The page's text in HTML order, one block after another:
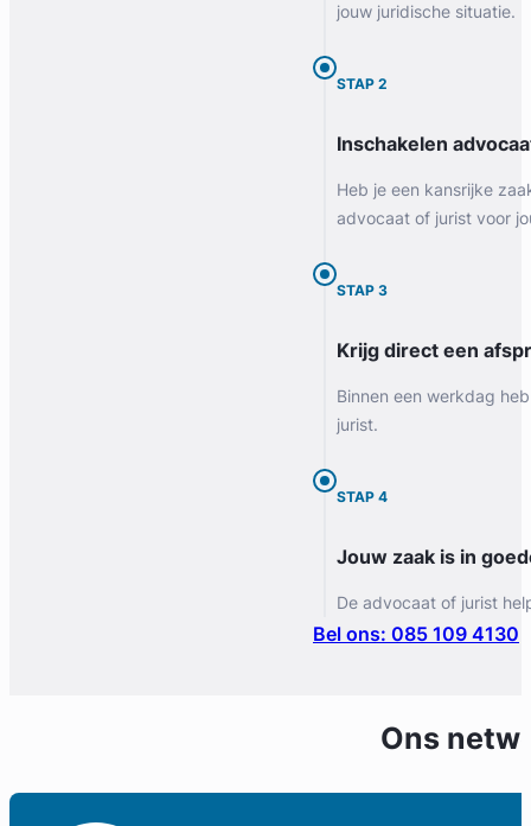
jouw juridische situatie.
STAP 2
Inschakelen
Heb je een kansrijke
advocaat of jurist voor
STAP 3
Krijg direct een
Binnen een werkdag
jurist.
STAP 4
Jouw zaak is in
De advocaat of jurist
Bel ons: 085 109 4130
Ons